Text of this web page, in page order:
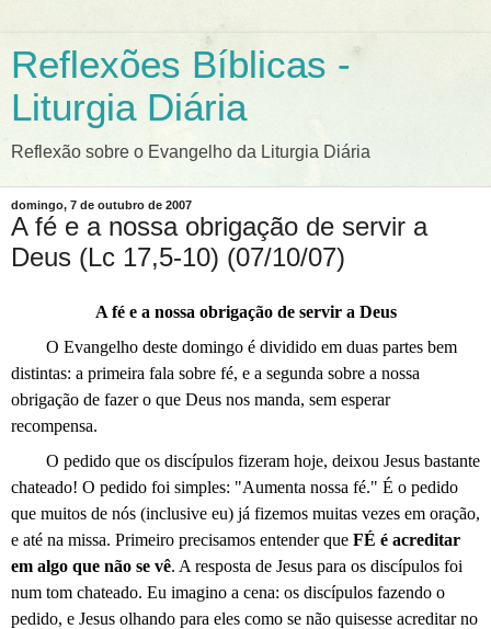
Reflexões Bíblicas -
Liturgia Diária
Reflexão sobre o Evangelho da Liturgia Diária
domingo, 7 de outubro de 2007
A fé e a nossa obrigação de servir a
Deus (Lc 17,5-10) (07/10/07)
A fé e a nossa obrigação de servir a Deus
O Evangelho deste domingo é dividido em duas partes bem
distintas: a primeira fala sobre fé, e a segunda sobre a nossa
obrigação de fazer o que Deus nos manda, sem esperar
recompensa.
O pedido que os discípulos fizeram hoje, deixou Jesus bastante
chateado! O pedido foi simples: "Aumenta nossa fé." É o pedido
que muitos de nós (inclusive eu) já fizemos muitas vezes em oração,
e até na missa. Primeiro precisamos entender que FÉ é acreditar
em algo que não se vê. A resposta de Jesus para os discípulos foi
num tom chateado. Eu imagino a cena: os discípulos fazendo o
pedido, e Jesus olhando para eles como se não quisesse acreditar no